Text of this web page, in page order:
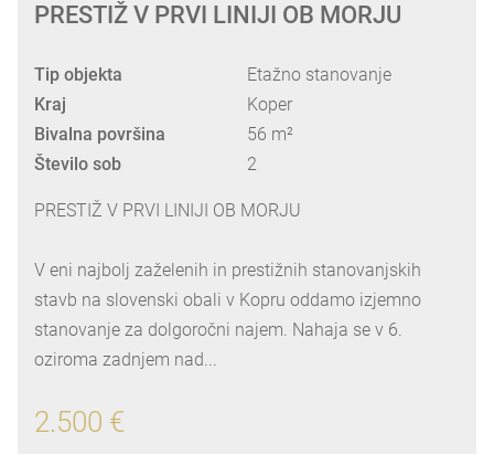
PRESTIŽ V PRVI LINIJI OB MORJU
Tip objekta
Etažno stanovanje
Kraj
Koper
Bivalna površina
56 m²
Število sob
2
PRESTIŽ V PRVI LINIJI OB MORJU
V eni najbolj zaželenih in prestižnih stanovanjskih
stavb na slovenski obali v Kopru oddamo izjemno
stanovanje za dolgoročni najem. Nahaja se v 6.
oziroma zadnjem nad...
2.500 €